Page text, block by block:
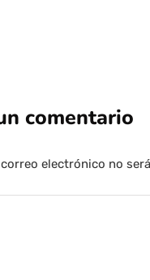
comentario
electrónico no